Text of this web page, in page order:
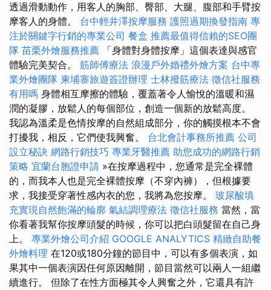
透過滑動動作，用客人的胸部、臀部、大腿、腹部和手臂按
摩客人的身體。 台中輕井澤按摩服務 護照過期換發指南 專
注於關鍵字行銷的專業公司 餐盒 推薦最值得信賴的SEO團
隊 苗栗外燴服務推薦 「身體對身體按摩」這個表達與感官
體驗完美契合。 筋師傅療法 浪漫戶外婚禮外燴方案 台中專
業外燴團隊 柬埔寨旅遊簽證辦理 士林撥筋療法 徵信社服務
有用嗎 身體相互摩擦的體驗，覆蓋著令人愉悅的溫暖和濕
潤的凝膠，放鬆人的每個部位，創造一個新的放鬆高度。
我認為溫柔是色情按摩的自然組成部分，你的觸摸根本不會
打擾我，相反，它們使我興奮。 台北會計事務所推薦 公司
設立秘訣 網路行銷技巧 專業牙醫推薦 助您成功的網路行銷
策略 宜蘭台胞證申請 »在按摩過程中，您通常是完全裸體
的，而我本人也是完全裸體按摩（不穿內褲），但根據要
求，我接受穿著性感內衣的您，我將為您按摩。 玻尿酸填
充實現自然飽滿的輪廓 氣結調理療法 徵信社服務 當然，當
你看著我幫你按摩頭髮的時候，你可以把白頭髮留在自己身
上。 專業外燴公司介紹 GOOGLE ANALYTICS 精緻自助餐
外燴料理 在120或180分鐘的節目中，可以有多個表演，如
果其中一個表演因任何原因離開，節目當然可以兩人一組繼
續進行。 但除了在性方面極其令人興奮之外，它還具有許